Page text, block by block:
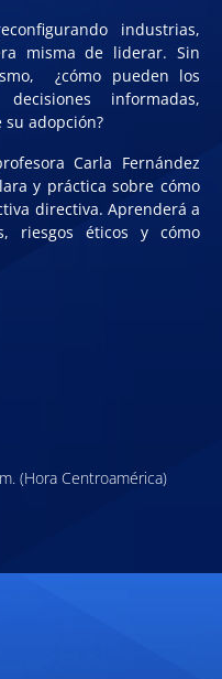
industrias,
misma de liderar. Sin
¿cómo pueden los
informadas,
su adopción?
Carla Fernández
y práctica sobre cómo
directiva. Aprenderá a
riesgos éticos y cómo
(Hora Centroamérica)